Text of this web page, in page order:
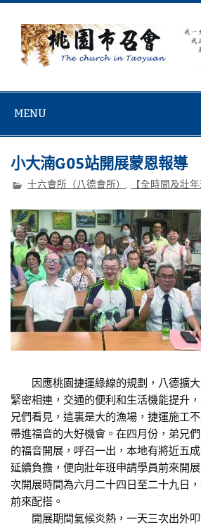
Skip
content
MENU
小大湳G05站開展蒙恩報導
十六會所（八德會所） , 【全時間及壯年
因應桃園捷運綠線的規劃，八德擴大
緊密相連，交通的便利和生活機能提升
兄們看見，這裏是大的漁場，捷運施工
帶進福音的大好機會。在四月份，弟兄
的福音開展，呼召一出，本地有將近五
延續負擔，便向壯年班申請學員前來開
次開展時間為六月二十四日至二十九日
前來配搭。
開展期間氣候炎熱，一天三次出外叩